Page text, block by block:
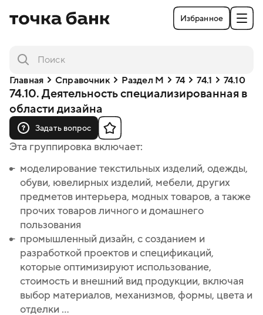
Избранное
Главная Справочник Раздел M 74 74.1 74.10
74.10. Деятельность специализированная в
области дизайна
Задать вопрос
Эта группировка включает:
моделирование текстильных изделий, одежды,
обуви, ювелирных изделий, мебели, других
предметов интерьера, модных товаров, а также
прочих товаров личного и домашнего
пользования
промышленный дизайн, с созданием и
разработкой проектов и спецификаций,
которые оптимизируют использование,
стоимость и внешний вид продукции, включая
выбор материалов, механизмов, формы, цвета и
отделки ...
моделирование текстильных изделий, одежды,
обуви, ювелирных изделий, мебели, других
предметов интерьера, модных товаров, а также
прочих товаров личного и домашнего
пользования
промышленный дизайн, с созданием и
разработкой проектов и спецификаций,
которые оптимизируют использование,
стоимость и внешний вид продукции, включая
выбор материалов, механизмов, формы, цвета и
отделки поверхности продукции с учетом